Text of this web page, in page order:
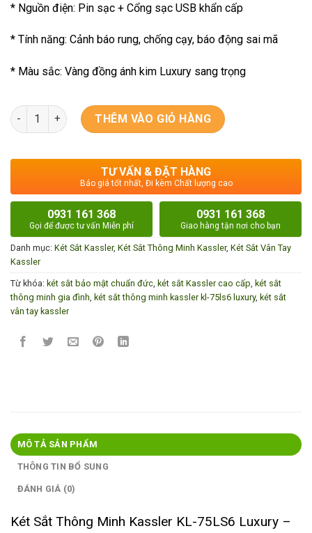
* Nguồn điện: Pin sạc + Cổng sạc USB khẩn cấp
* Tính năng: Cảnh báo rung, chống cạy, báo động sai mã
* Màu sắc: Vàng đồng ánh kim Luxury sang trọng
Két Sắt Thông Minh Kassler KL-75LS6 Luxury số lượng
THÊM VÀO GIỎ HÀNG
TƯ VẤN & ĐẶT HÀNG
Báo giá tốt nhất, Đi kèm Chất lượng cao
0931 161 368
Gọi để được tư vấn Miễn phí
0931 161 368
Giao hàng tận nơi cho bạn
Danh mục: Két Sắt Kassler, Két Sắt Thông Minh Kassler, Két Sắt Vân Tay
Kassler
Từ khóa: két sắt bảo mật chuẩn đức két sắt Kassler cao cấp két sắt
thông minh gia đình két sắt thông minh kassler kl-75ls6 luxury, két sắt
vân tay kassler
MÔ TẢ SẢN PHẨM
THÔNG TIN BỔ SUNG
ĐÁNH GIÁ (0)
Két Sắt Thông Minh Kassler KL-75LS6 Luxury –